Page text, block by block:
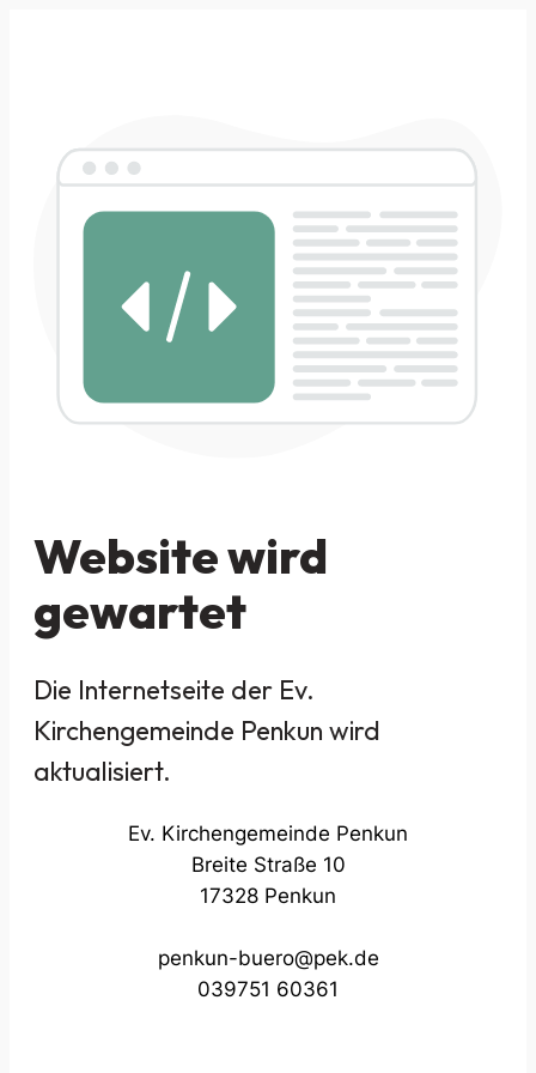
Website wird
gewartet
Die Internetseite der Ev.
Kirchengemeinde Penkun wird
aktualisiert.
Ev. Kirchengemeinde Penkun
Breite Straße 10
17328 Penkun
penkun-buero@pek.de
039751 60361